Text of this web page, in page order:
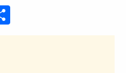
有